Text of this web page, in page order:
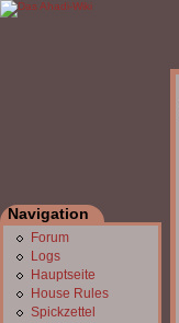
Navigation
Forum
Logs
Hauptseite
House Rules
Spickzettel